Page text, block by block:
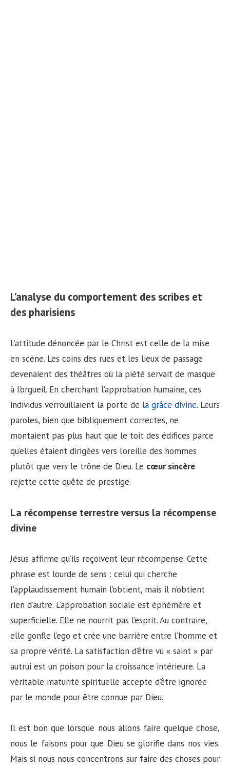
L’analyse du comportement des scribes et
des pharisiens
L’attitude dénoncée par le Christ est celle de la mise
en scène. Les coins des rues et les lieux de passage
devenaient des théâtres où la piété servait de masque
à l’orgueil. En cherchant l’approbation humaine, ces
individus verrouillaient la porte de la grâce divine. Leurs
paroles, bien que bibliquement correctes, ne
montaient pas plus haut que le toit des édifices parce
qu’elles étaient dirigées vers l’oreille des hommes
plutôt que vers le trône de Dieu. Le cœur sincère
rejette cette quête de prestige.
La récompense terrestre versus la récompense
divine
Jésus affirme qu’ils reçoivent leur récompense. Cette
phrase est lourde de sens : celui qui cherche
l’applaudissement humain l’obtient, mais il n’obtient
rien d’autre. L’approbation sociale est éphémère et
superficielle. Elle ne nourrit pas l’esprit. Au contraire,
elle gonfle l’ego et crée une barrière entre l’homme et
sa propre vérité. La satisfaction d’être vu « saint » par
autrui est un poison pour la croissance intérieure. La
véritable maturité spirituelle accepte d’être ignorée
par le monde pour être connue par Dieu.
Il est bon que lorsque nous allons faire quelque chose,
nous le faisons pour que Dieu se glorifie dans nos vies.
Mais si nous nous concentrons sur faire des choses pour